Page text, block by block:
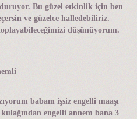
Bu güzel etkinlik için ben
ve güzelce halledebiliriz.
düşünüyorum.
babam işsiz engelli maaşı
engelli annem bana 3